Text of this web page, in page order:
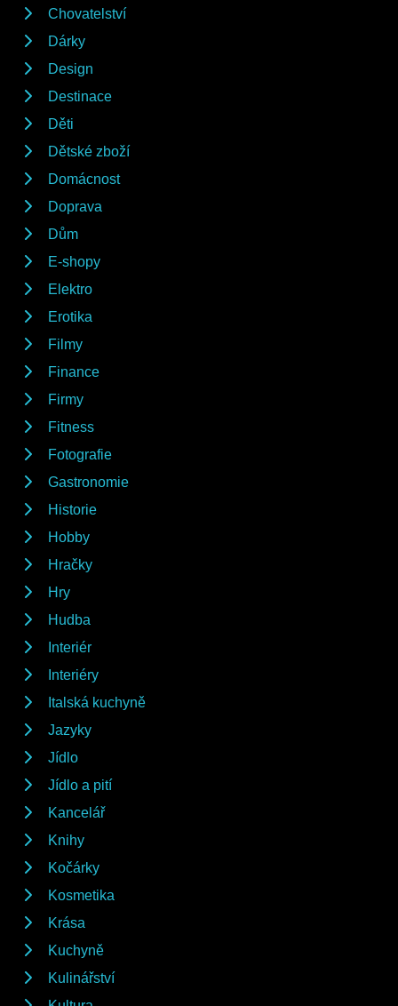
Chovatelství
Dárky
Design
Destinace
Děti
Dětské zboží
Domácnost
Doprava
Dům
E-shopy
Elektro
Erotika
Filmy
Finance
Firmy
Fitness
Fotografie
Gastronomie
Historie
Hobby
Hračky
Hry
Hudba
Interiér
Interiéry
Italská kuchyně
Jazyky
Jídlo
Jídlo a pití
Kancelář
Knihy
Kočárky
Kosmetika
Krása
Kuchyně
Kulinářství